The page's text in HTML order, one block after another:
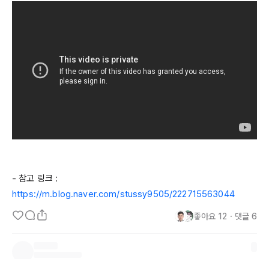
https://m.blog.naver.com/stussy9505/222715563044
좋아요 12 ・ 댓글 6